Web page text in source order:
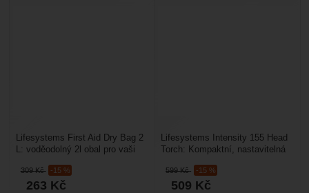
309Kč -15 %
263 Kč
Lifesystems First Aid Dry Bag 2
L: voděodolný 2l obal pro vaši
uzavíráním....
599Kč -15 %
509 Kč
Lifesystems Intensity 155 Head
Torch: Kompaktní, nastavitelná
aktivity,...